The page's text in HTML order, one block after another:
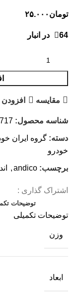
تومان ۲۵.۰۰۰
64 در انبار
مقایسه
شناسه محصول:
دسته: گروه ایران
خودرو
برچسب: andico
,
اشتراک گذاری :
توضیحات
توضیحات تکمیلی
وزن
ابعاد